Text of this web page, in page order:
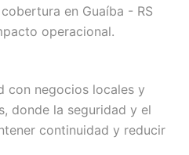
en Guaíba - RS
operacional.
con negocios locales y
donde la seguridad y el
continuidad y reducir